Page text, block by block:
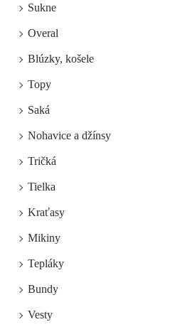
Sukne
Overal
Blúzky, košele
Topy
Saká
Nohavice a džínsy
Tričká
Tielka
Kraťasy
Mikiny
Tepláky
Bundy
Vesty